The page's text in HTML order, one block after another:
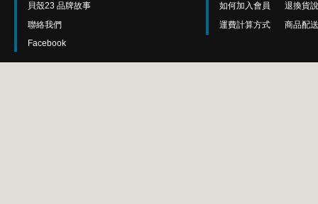
貝殼23 品牌故事
聯絡我們
Facebook
如何加入會員
運費計算方式
退換貨
商品配